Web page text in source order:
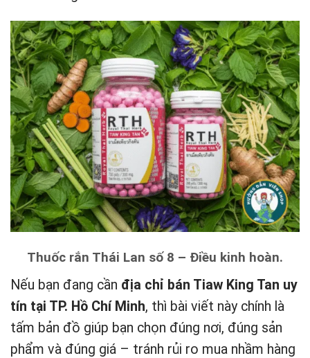
Thuốc rắn Thái Lan số 8 – Điều kinh hoàn.
Nếu bạn đang cần địa chỉ bán Tiaw King Tan uy
tín tại TP. Hồ Chí Minh, thì bài viết này chính là
tấm bản đồ giúp bạn chọn đúng nơi, đúng sản
phẩm và đúng giá – tránh rủi ro mua nhầm hàng